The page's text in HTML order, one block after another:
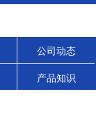
公司动态
产品知识